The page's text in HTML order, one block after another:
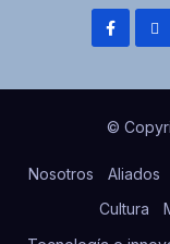
©
Nosotros Aliados
Cultura